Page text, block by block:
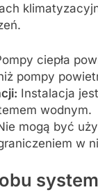
ciepła
pompy
Instalacja
wodnym.
mogą być
w